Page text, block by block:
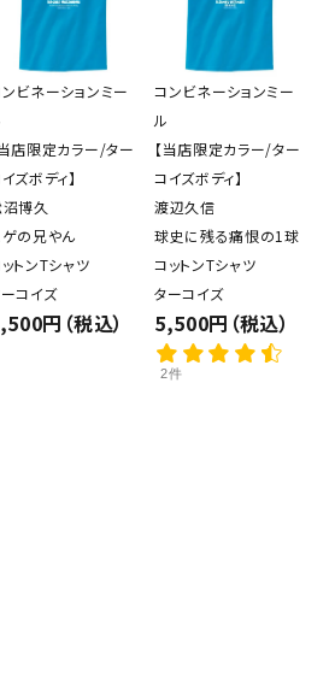
ビネーションミー
当店限定カラー/ター
ズボディ】
博久
ゲの兄やん
トンTシャツ
コイズ
円（税込）
コンビネーションミー
ル
【当店限定カラー/ター
コイズボディ】
渡辺久信
球史に残る痛恨の1球
コットンTシャツ
ターコイズ
5,500円（税込）
2件